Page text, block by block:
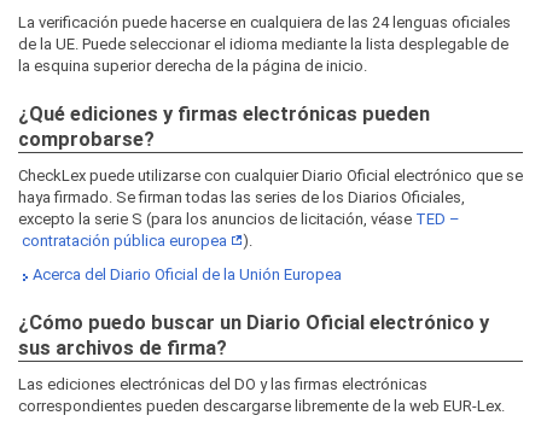
La verificación puede hacerse en cualquiera de las 24 lenguas oficiales
de la UE. Puede seleccionar el idioma mediante la lista desplegable de
la esquina superior derecha de la página de inicio.
¿Qué ediciones y firmas electrónicas pueden
comprobarse?
CheckLex puede utilizarse con cualquier Diario Oficial electrónico que se
haya firmado. Se firman todas las series de los Diarios Oficiales,
excepto la serie S (para los anuncios de licitación, véase TED –
contratación pública europea
).
Acerca del Diario Oficial de la Unión Europea
¿Cómo puedo buscar un Diario Oficial electrónico y
sus archivos de firma?
Las ediciones electrónicas del DO y las firmas electrónicas
correspondientes pueden descargarse libremente de la web EUR‑Lex.